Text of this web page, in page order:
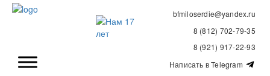
bfmiloserdie@yandex.ru
8 (812) 702-79-35
8 (921) 917-22-93
Написать в Telegram